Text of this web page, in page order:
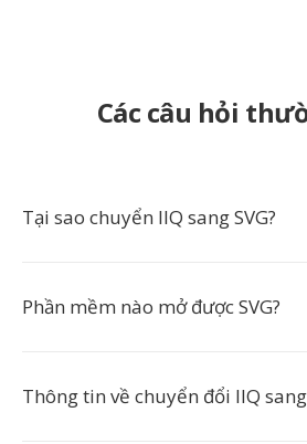
Các câu hỏi
Tại sao chuyển IIQ sang SVG?
Phần mềm nào mở được SVG?
Thông tin về chuyển đổi IIQ sang